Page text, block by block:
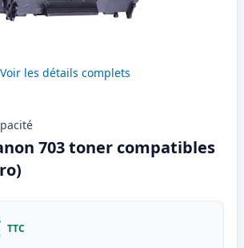
Voir les détails complets
703 toner compatibles
TTC